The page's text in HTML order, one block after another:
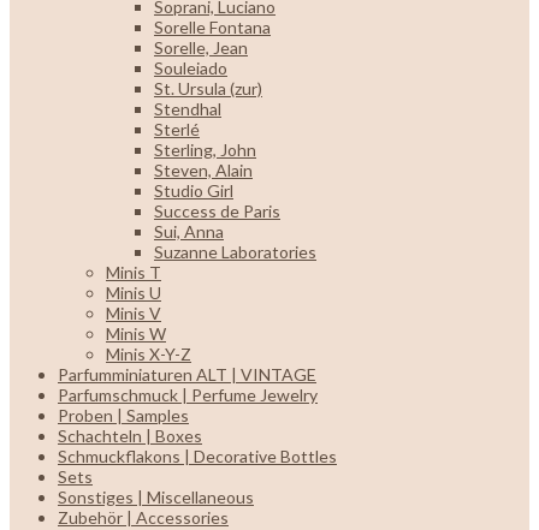
Soprani, Luciano
Sorelle Fontana
Sorelle, Jean
Souleiado
St. Ursula (zur)
Stendhal
Sterlé
Sterling, John
Steven, Alain
Studio Girl
Success de Paris
Sui, Anna
Suzanne Laboratories
Minis T
Minis U
Minis V
Minis W
Minis X-Y-Z
Parfumminiaturen ALT | VINTAGE
Parfumschmuck | Perfume Jewelry
Proben | Samples
Schachteln | Boxes
Schmuckflakons | Decorative Bottles
Sets
Sonstiges | Miscellaneous
Zubehör | Accessories